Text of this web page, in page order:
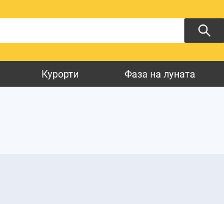
Курорти Фаза на луната